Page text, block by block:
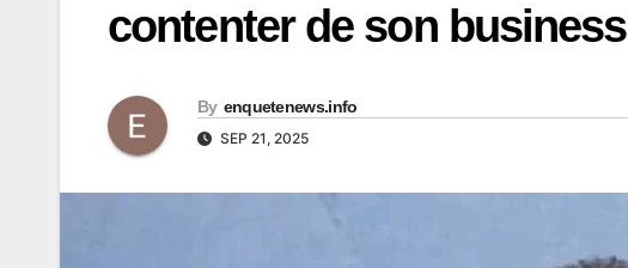
contenter de son business
By enquetenews.info
SEP 21, 2025